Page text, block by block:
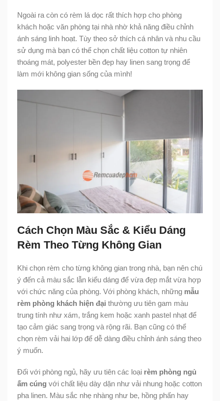
Ngoài ra còn có rèm lá dọc rất thích hợp cho phòng
khách hoặc văn phòng tại nhà nhờ khả năng điều chỉnh
ánh sáng linh hoạt. Tùy theo sở thích cá nhân và nhu cầu
sử dụng mà bạn có thể chọn chất liệu cotton tự nhiên
thoáng mát, polyester bền đẹp hay linen sang trọng để
làm mới không gian sống của mình!
Cách Chọn Màu Sắc & Kiểu Dáng
Rèm Theo Từng Không Gian
Khi chọn rèm cho từng không gian trong nhà, bạn nên chú
ý đến cả màu sắc lẫn kiểu dáng để vừa đẹp mắt vừa hợp
với chức năng của phòng. Với phòng khách, những mẫu
rèm phòng khách hiện đại thường ưu tiên gam màu
trung tính như xám, trắng kem hoặc xanh pastel nhạt để
tạo cảm giác sang trọng và rộng rãi. Bạn cũng có thể
chọn rèm vải hai lớp để dễ dàng điều chỉnh ánh sáng theo
ý muốn.
Đối với phòng ngủ, hãy ưu tiên các loại rèm phòng ngủ
ấm cúng với chất liệu dày dặn như vải nhung hoặc cotton
pha linen. Màu sắc nhẹ nhàng như be, hồng phấn hay